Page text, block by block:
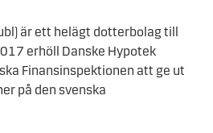
är ett helägt dotterbolag till
erhöll Danske Hypotek
Finansinspektionen att ge ut
på den svenska